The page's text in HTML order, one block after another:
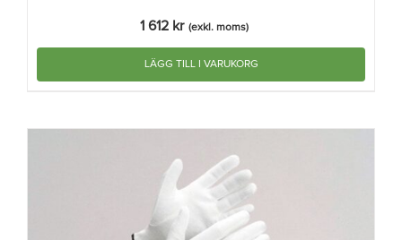
1 612 kr (exkl. moms)
LÄGG TILL I VARUKORG